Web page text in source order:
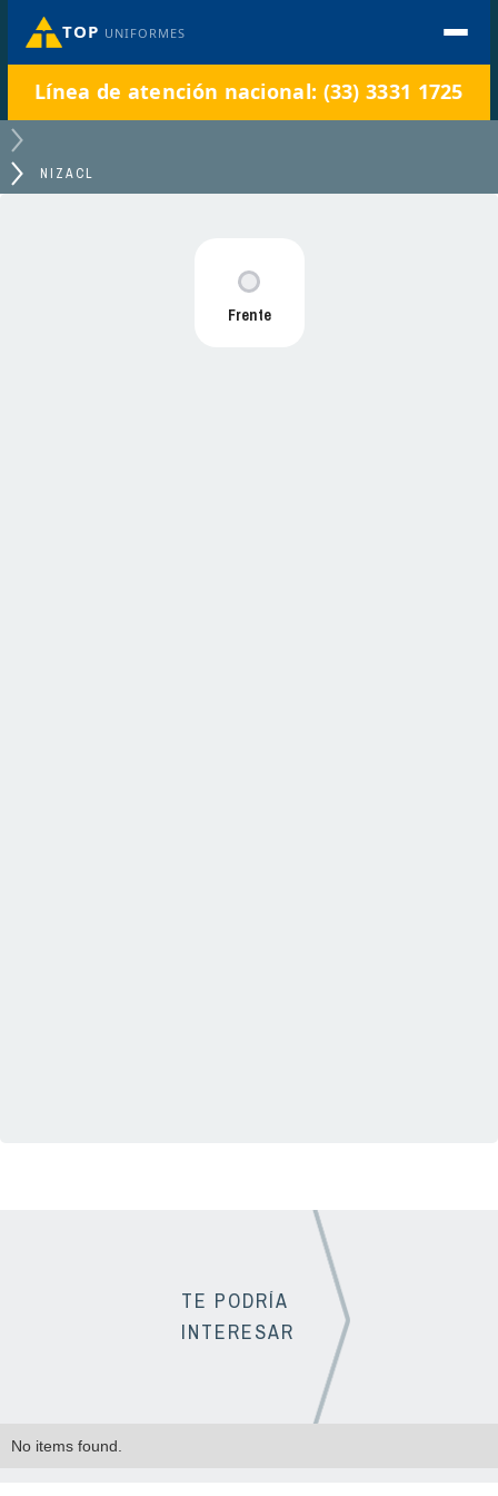
TOP UNIFORMES
Línea de atención nacional: (33) 3331 1725
NIZACL
Frente
TE PODRÍA
INTERESAR
No items found.